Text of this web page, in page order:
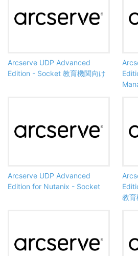
Arcserve UDP Advanced
Edition - Socket 教育機関向け
Arcserve UDP Advanced
Edition for Nutanix - Socket
教育